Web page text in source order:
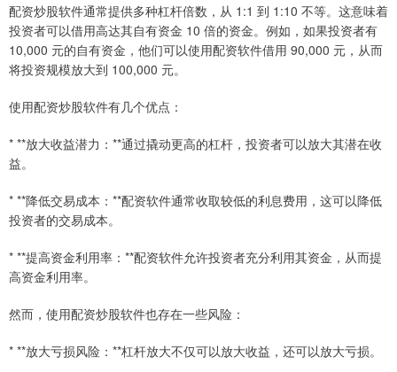
配资炒股软件通常提供多种杠杆倍数，从 1:1 到 1:10 不等。这意味着
投资者可以借用高达其自有资金 10 倍的资金。例如，如果投资者有
10,000 元的自有资金，他们可以使用配资软件借用 90,000 元，从而
将投资规模放大到 100,000 元。
使用配资炒股软件有几个优点：
* **放大收益潜力：**通过撬动更高的杠杆，投资者可以放大其潜在收
益。
* **降低交易成本：**配资软件通常收取较低的利息费用，这可以降低
投资者的交易成本。
* **提高资金利用率：**配资软件允许投资者充分利用其资金，从而提
高资金利用率。
然而，使用配资炒股软件也存在一些风险：
* **放大亏损风险：**杠杆放大不仅可以放大收益，还可以放大亏损。